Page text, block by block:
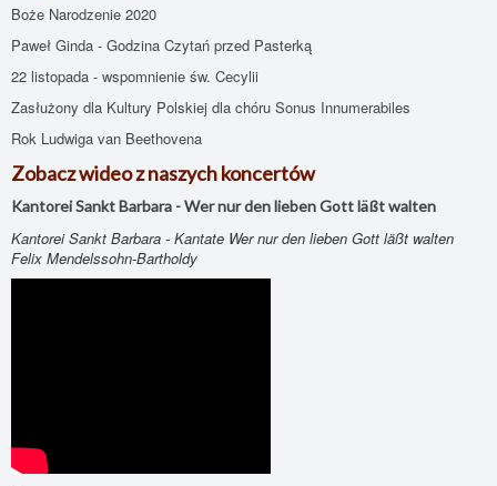
Boże Narodzenie 2020
Paweł Ginda - Godzina Czytań przed Pasterką
22 listopada - wspomnienie św. Cecylii
Zasłużony dla Kultury Polskiej dla chóru Sonus Innumerabiles
Rok Ludwiga van Beethovena
Zobacz wideo z naszych koncertów
Kantorei Sankt Barbara - Wer nur den lieben Gott läßt walten
Kantorei Sankt Barbara - Kantate Wer nur den lieben Gott läßt walten
Felix Mendelssohn-Bartholdy